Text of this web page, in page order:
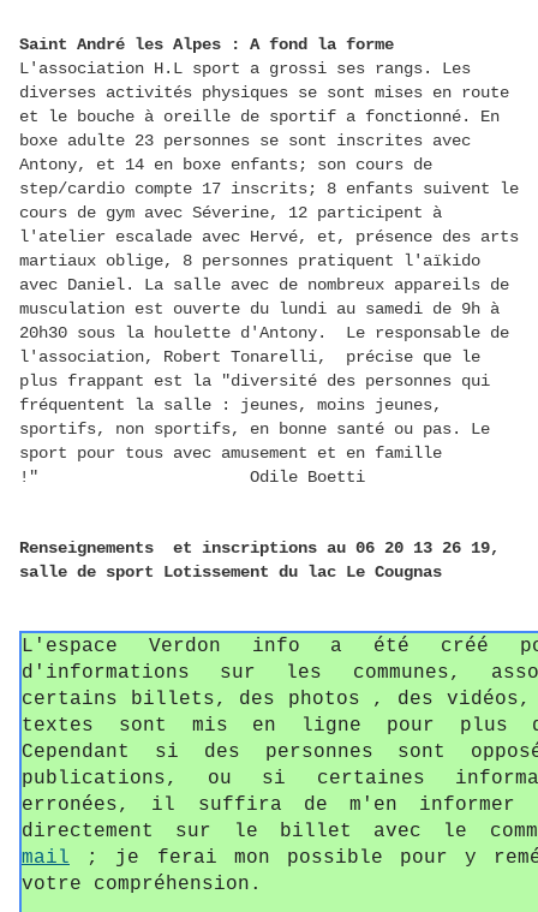
Saint André les Alpes : A fond la forme
L'association H.L sport a grossi ses rangs. Les
diverses activités physiques se sont mises en route
et le bouche à oreille de sportif a fonctionné. En
boxe adulte 23 personnes se sont inscrites avec
Antony, et 14 en boxe enfants; son cours de
step/cardio compte 17 inscrits; 8 enfants suivent le
cours de gym avec Séverine, 12 participent à
l'atelier escalade avec Hervé, et, présence des arts
martiaux oblige, 8 personnes pratiquent l'aïkido
avec Daniel. La salle avec de nombreux appareils de
musculation est ouverte du lundi au samedi de 9h à
20h30 sous la houlette d'Antony. Le responsable de
l'association, Robert Tonarelli, précise que le
plus frappant est la "diversité des personnes qui
fréquentent la salle : jeunes, moins jeunes,
sportifs, non sportifs, en bonne santé ou pas. Le
sport pour tous avec amusement et en famille
!" Odile Boetti
Renseignements et inscriptions au 06 20 13 26 19,
salle de sport Lotissement du lac Le Cougnas
L'espace Verdon info a été créé
d'informations sur les communes,
certains billets, des photos , des vidéos,
textes sont mis en ligne pour plus
Cependant si des personnes sont
publications, ou si certaines
erronées, il suffira de m'en
directement sur le billet avec le
mail ; je ferai mon possible pour y
votre compréhension.